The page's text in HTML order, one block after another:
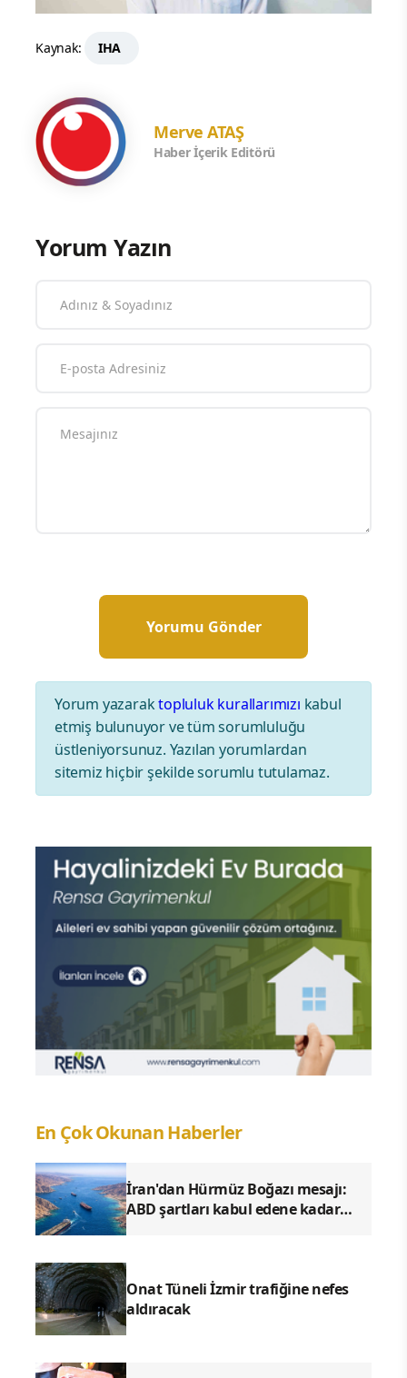
Kaynak: IHA
Merve ATAŞ
Haber İçerik Editörü
Yorum Yazın
Yorum yazaraktopluluk kurallarımızı kabul
etmiş bulunuyor ve tüm sorumluluğu
üstleniyorsunuz. Yazılan yorumlardan
sitemiz hiçbir şekilde sorumlu tutulamaz.
En Çok Okunan Haberler
İran'dan Hürmüz Boğazı mesajı:
ABD şartları kabul edene kadar
Onat Tüneli İzmir trafiğine nefes
aldıracak